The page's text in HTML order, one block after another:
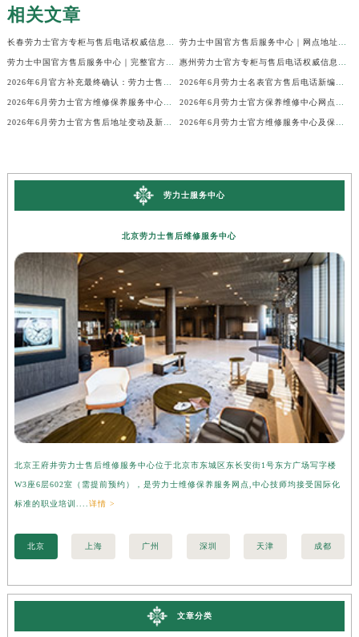
相关文章
劳力士服务中心
北京劳力士售后维修服务中心
北京王府井劳力士售后维修服务中心位于北京市东城区东长安街1号东方广场写字楼
W3座6层602室（需提前预约），是劳力士维修保养服务网点,中心技师均接受国际化
标准的职业培训....详情 >
北京 上海 广州 深圳 天津 成都
文章分类